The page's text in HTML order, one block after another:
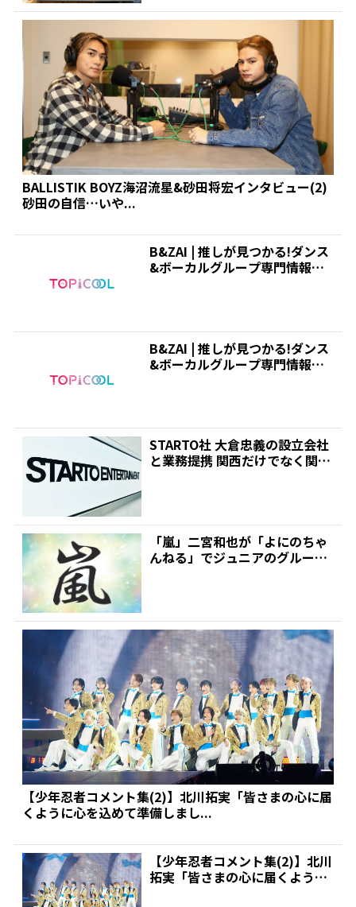
BALLISTIK BOYZ海沼流星&砂田将宏インタビュー(2)
砂田の自信…いや...
B&ZAI | 推しが見つかる!ダンス
&ボーカルグループ専門情報サ
B&ZAI | 推しが見つかる!ダンス
&ボーカルグループ専門情報サ
STARTO社 大倉忠義の設立会社
と業務提携 関西だけでなく関東
「嵐」二宮和也が「よにのちゃ
んねる」でジュニアのグループ
【少年忍者コメント集(2)】北川拓実「皆さまの心に届
くように心を込めて準備しまし...
【少年忍者コメント集(2)】北川
拓実「皆さまの心に届くように